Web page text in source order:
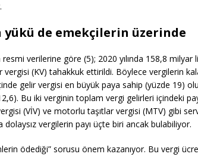
yükü de emekçilerin üzerinde
resmi verilerine göre (5); 2020 yılında 158,8 milyar
vergisi (KV) tahakkuk ettirildi. Böylece vergilerin
gelir vergisi en büyük paya sahip (yüzde 19)
Bu iki verginin toplam vergi gelirleri içindeki
(VİV) ve motorlu taşıtlar vergisi (MTV) gibi
vergilerin payı üçte biri ancak bulabiliyor.
ödediği” sorusu önem kazanıyor. Bu vergi